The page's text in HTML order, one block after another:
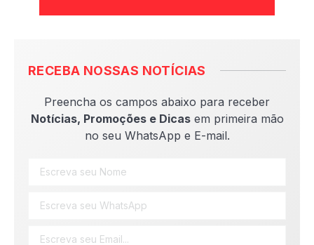
RECEBA NOSSAS NOTÍCIAS
Preencha os campos abaixo para receber
Notícias, Promoções e Dicasem primeira mão
no seu WhatsApp e E-mail.